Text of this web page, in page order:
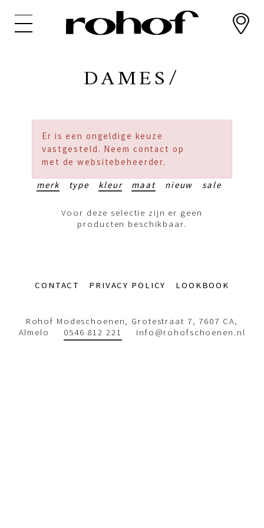
DAMES/
Er is een ongeldige keuze
vastgesteld. Neem contact op
met de websitebeheerder.
merk type kleur maat nieuw sale
Voor deze selectie zijn er geen
producten beschikbaar.
Footer-CONTACT PRIVACY POLICY LOOKBOOK
Rohof Modeschoenen, Grotestraat 7, 7607 CA,
Almelo 0546 812 221 info@rohofschoenen.nl